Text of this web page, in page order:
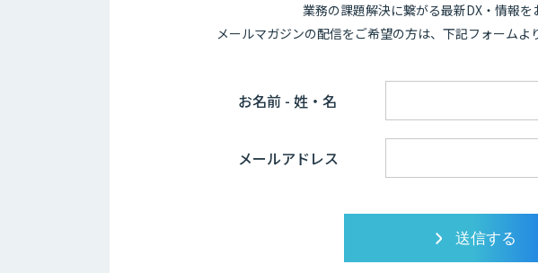
業務の課題解決に繋がる最新DX・情報を
メールマガジンの配信をご希望の方は、下記フォームよ
お名前 - 姓・名
メールアドレス